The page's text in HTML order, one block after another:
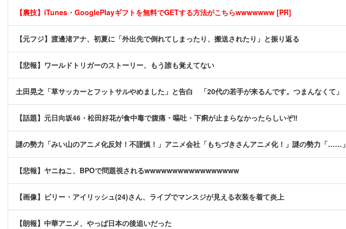
【裏技】iTunes・GooglePlayギフトを無料でGETする方法がこちらwwwwwww [PR]
【元フジ】渡邊渚アナ、初夏に「外出先で倒れてしまったり、搬送されたり」と振り返る
【悲報】ワールドトリガーのストーリー、もう誰も覚えてない
土田晃之「草サッカーとフットサルやめました」と告白 「20代の若手が来るんです。つまんなくて」
【話題】元日向坂46・松田好花が食中毒で腹痛・嘔吐・下痢が止まらなかったらしいぞ‼
謎の勢力「みい山のアニメ化反対！不謹慎！」アニメ会社「もちづきさんアニメ化！」謎の勢力「……」
【悲報】ヤニねこ、BPOで問題視されるwwwwwwwwwwwwwwwww
【画像】ビリー・アイリッシュ(24)さん、ライブでマンスジが見える衣装を着て炎上
【朗報】中華アニメ、やっぱ日本の後追いだった